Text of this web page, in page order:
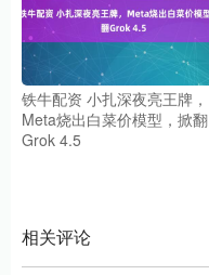
铁牛配资 小扎深夜亮王牌，
Meta烧出白菜价模型，掀翻
Grok 4.5
相关评论